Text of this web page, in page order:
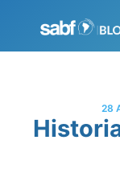
28